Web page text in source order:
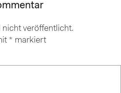
nicht veröffentlicht.
* markiert